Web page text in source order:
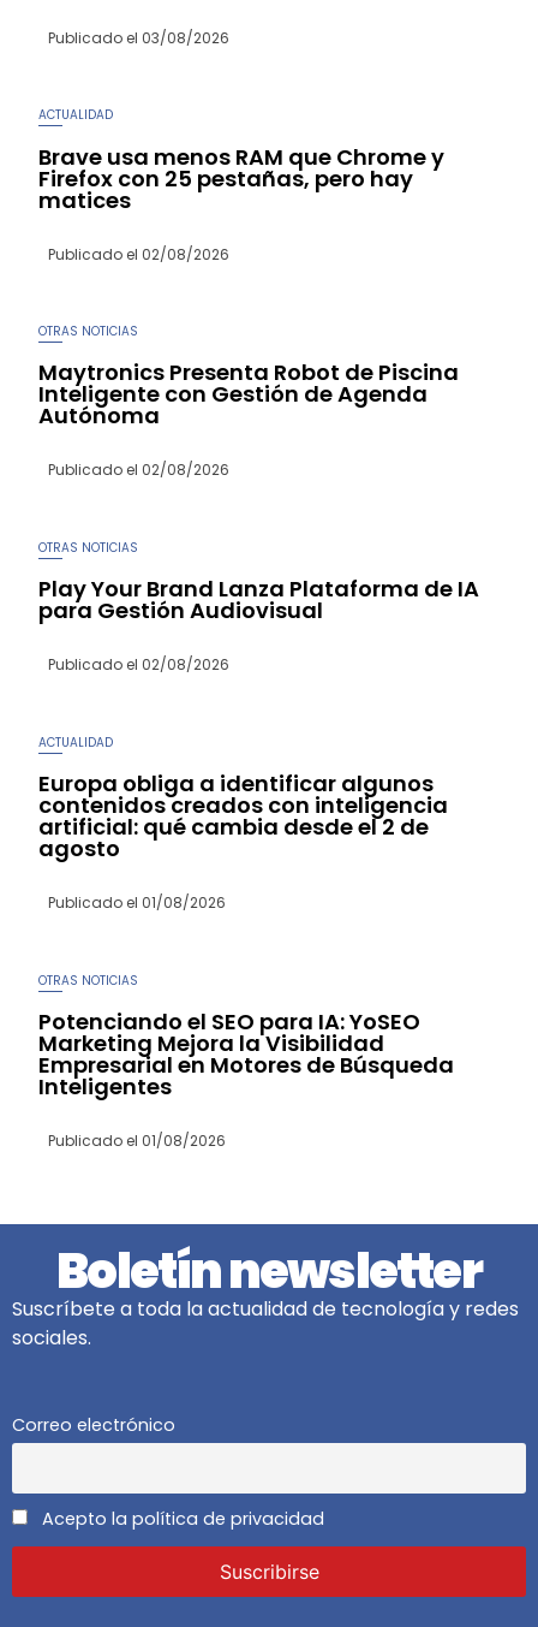
Publicado el 03/08/2026
ACTUALIDAD
Brave usa menos RAM que Chrome y
Firefox con 25 pestañas, pero hay
matices
Publicado el 02/08/2026
OTRAS NOTICIAS
Maytronics Presenta Robot de Piscina
Inteligente con Gestión de Agenda
Autónoma
Publicado el 02/08/2026
OTRAS NOTICIAS
Play Your Brand Lanza Plataforma de IA
para Gestión Audiovisual
Publicado el 02/08/2026
ACTUALIDAD
Europa obliga a identificar algunos
contenidos creados con inteligencia
artificial: qué cambia desde el 2 de
agosto
Publicado el 01/08/2026
OTRAS NOTICIAS
Potenciando el SEO para IA: YoSEO
Marketing Mejora la Visibilidad
Empresarial en Motores de Búsqueda
Inteligentes
Publicado el 01/08/2026
Boletín newsletter
Suscríbete a toda la actualidad de tecnología y redes
sociales.
Correo electrónico
Acepto la política de privacidad